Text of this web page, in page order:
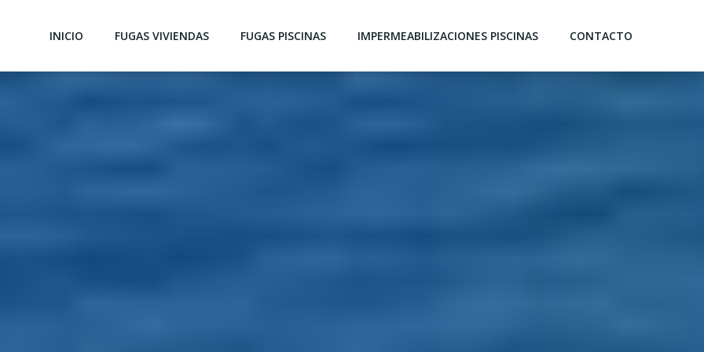
INICIO FUGAS VIVIENDAS FUGAS PISCINAS IMPERMEABILIZACIONES PISCINAS CONTACTO